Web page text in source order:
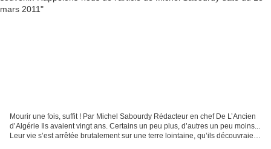
Mourir une fois, suffit ! Par Michel Sabourdy Rédacteur en chef De L’Ancien
d’Algérie Ils avaient vingt ans. Certains un peu plus, d’autres un peu moins...
Leur vie s’est arrêtée brutalement sur une terre lointaine, qu’ils découvraient